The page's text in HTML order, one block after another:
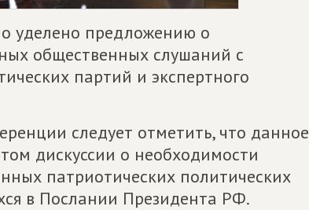
уделено предложению о
общественных слушаний с
партий и экспертного
следует отметить, что данное
дискуссии о необходимости
патриотических политических
в Послании Президента РФ.